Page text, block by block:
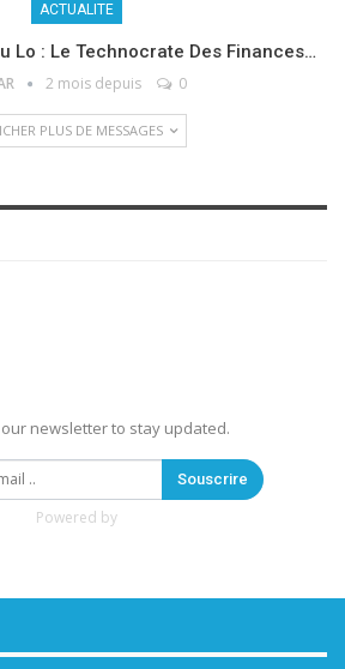
ACTUALITE
Lo : Le Technocrate Des Finances…
2 mois depuis 0
PLUS DE MESSAGES
newsletter to stay updated.
Souscrire
Powered by